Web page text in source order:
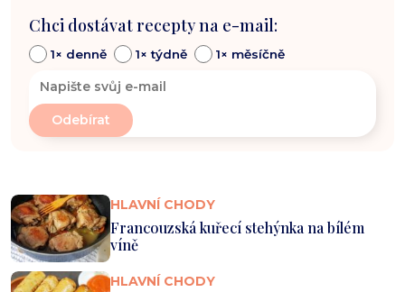
Chci dostávat recepty na e-mail:
1× denně 1× týdně 1× měsíčně
HLAVNÍ CHODY
Francouzská kuřecí stehýnka na bílém
víně
HLAVNÍ CHODY